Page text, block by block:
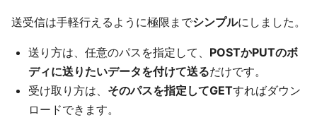
送受信は手軽行えるように極限までシンプルにしました。
送り方は、任意のパスを指定して、 POSTかPUTのボ
ディに送りたいデータを付けて送るだけです。
受け取り方は、 そのパスを指定してGETすればダウン
ロードできます。